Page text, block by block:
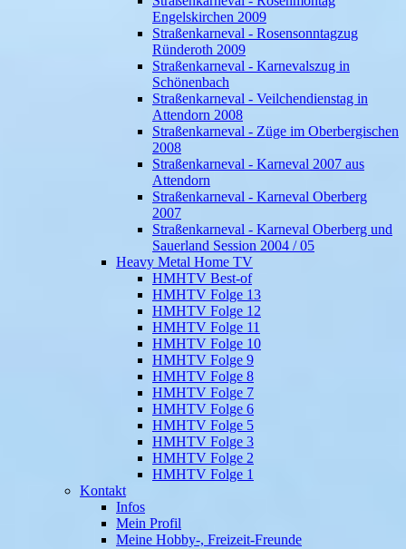
Engelskirchen 2009
Straßenkarneval - Rosensonntagzug
Ründeroth 2009
Straßenkarneval - Karnevalszug in
Schönenbach
Straßenkarneval - Veilchendienstag in
Attendorn 2008
Straßenkarneval - Züge im Oberbergischen
2008
Straßenkarneval - Karneval 2007 aus
Attendorn
Straßenkarneval - Karneval Oberberg
2007
Straßenkarneval - Karneval Oberberg und
Sauerland Session 2004 / 05
Heavy Metal Home TV
HMHTV Best-of
HMHTV Folge 13
HMHTV Folge 12
HMHTV Folge 11
HMHTV Folge 10
HMHTV Folge 9
HMHTV Folge 8
HMHTV Folge 7
HMHTV Folge 6
HMHTV Folge 5
HMHTV Folge 3
HMHTV Folge 2
HMHTV Folge 1
Kontakt
Infos
Mein Profil
Meine Hobby-, Freizeit-Freunde